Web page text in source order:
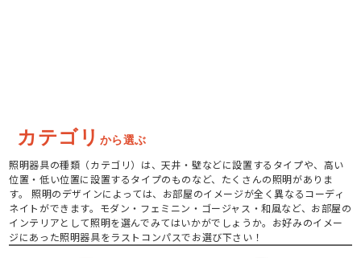
カテゴリ から選ぶ
照明器具の種類（カテゴリ）は、天井・壁などに設置するタイプや、高い
位置・低い位置に設置するタイプのものなど、たくさんの照明がありま
す。 照明のデザインによっては、お部屋のイメージが全く異なるコーディ
ネイトができます。モダン・フェミニン・ゴージャス・和風など、お部屋の
インテリアとして照明を選んでみてはいかがでしょうか。お好みのイメー
ジにあった照明器具をラストコンパスでお選び下さい！